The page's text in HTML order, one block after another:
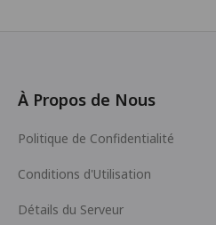
À Propos de Nous
Politique de Confidentialité
Conditions d'Utilisation
Détails du Serveur